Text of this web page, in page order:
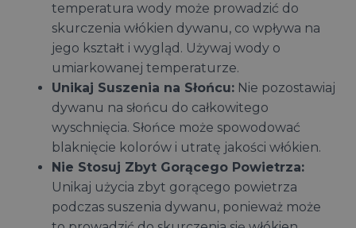
temperatura wody może prowadzić do
skurczenia włókien dywanu, co wpływa na
jego kształt i wygląd. Używaj wody o
umiarkowanej temperaturze.
Unikaj Suszenia na Słońcu: Nie pozostawiaj
dywanu na słońcu do całkowitego
wyschnięcia. Słońce może spowodować
blaknięcie kolorów i utratę jakości włókien.
Nie Stosuj Zbyt Gorącego Powietrza:
Unikaj użycia zbyt gorącego powietrza
podczas suszenia dywanu, ponieważ może